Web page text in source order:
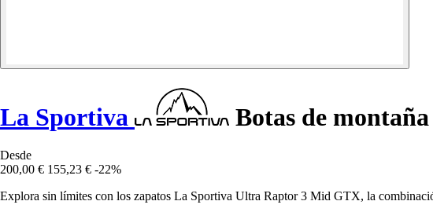
La Sportiva Botas de
Desde
200,00 € 155,23 € -22%
Explora sin límites con los zapatos La Sportiva Ultra Raptor 3 Mid GTX, la